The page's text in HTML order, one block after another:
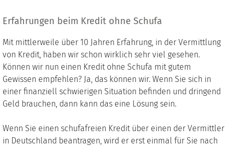
Erfahrungen beim Kredit ohne Schufa
Mit mittlerweile über 10 Jahren Erfahrung, in der Vermittlung
von Kredit, haben wir schon wirklich sehr viel gesehen.
Können wir nun einen Kredit ohne Schufa mit gutem
Gewissen empfehlen? Ja, das können wir. Wenn Sie sich in
einer finanziell schwierigen Situation befinden und dringend
Geld brauchen, dann kann das eine Lösung sein.
Wenn Sie einen schufafreien Kredit über einen der Vermittler
in Deutschland beantragen, wird er erst einmal für Sie nach